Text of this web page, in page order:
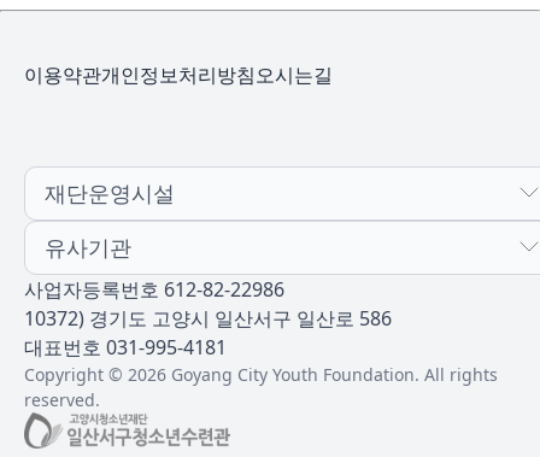
사업자등록번호 612-82-22986
10372) 경기도 고양시 일산서구 일산로 586
대표번호 031-995-4181
Copyright © 2026 Goyang City Youth Foundation. All rights
reserved.
이용약관개인정보처리방침오시는길
재단운영시설
유사기관